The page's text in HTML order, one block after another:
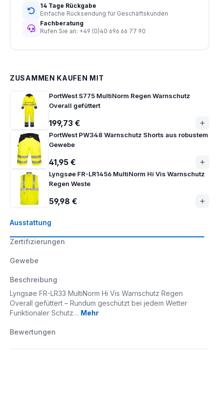
Ausstattung
Zertifizierungen
Gewebe
Beschreibung
Lyngsøe FR-LR33 MultiNorm Hi Vis Warnschutz Regen
Overall gefüttert – Rundum geschützt bei jedem Wetter
Funktionaler Schutz… Mehr
Bewertungen
14 Tage Rückgabe
Einfache Rücksendung für Geschäftskunden
Fachberatung
Rufen Sie an: +49 (0)40 696 66 77 90
ZUSAMMEN KAUFEN MIT
PortWest S775 MultiNorm Regen Warnschutz
Overall gefüttert
199,73 €
PortWest PW348 Warnschutz Shorts aus robustem
Gewebe
41,95 €
Lyngsøe FR-LR1456 MultiNorm Hi Vis Warnschutz
Regen Weste
59,98 €